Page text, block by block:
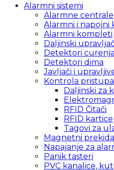
Alarmni sistemi
Alarmne centrale
Alarmni i napojni
Alarmni kompleti
Daljinski
Detektori
Detektori dima
Javljači i
Kontrola pristupa
Daljinski za
RFID Čitači
RFID kartice
Tagovi za
Magnetni
Napajanje za
Panik tasteri
PVC kanalice,